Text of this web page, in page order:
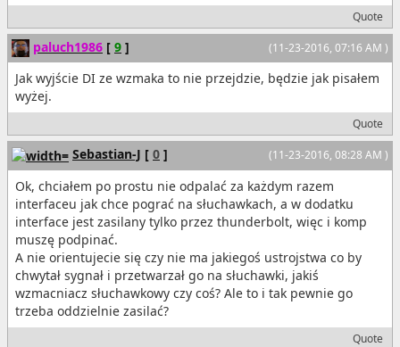
Quote
(11-23-2016, 07:16 AM )
paluch1986 [ 9 ]
Jak wyjście DI ze wzmaka to nie przejdzie, będzie jak pisałem
wyżej.
Quote
(11-23-2016, 08:28 AM )
Sebastian-J [ 0 ]
Ok, chciałem po prostu nie odpalać za każdym razem
interfaceu jak chce pograć na słuchawkach, a w dodatku
interface jest zasilany tylko przez thunderbolt, więc i komp
muszę podpinać.
A nie orientujecie się czy nie ma jakiegoś ustrojstwa co by
chwytał sygnał i przetwarzał go na słuchawki, jakiś
wzmacniacz słuchawkowy czy coś? Ale to i tak pewnie go
trzeba oddzielnie zasilać?
Quote